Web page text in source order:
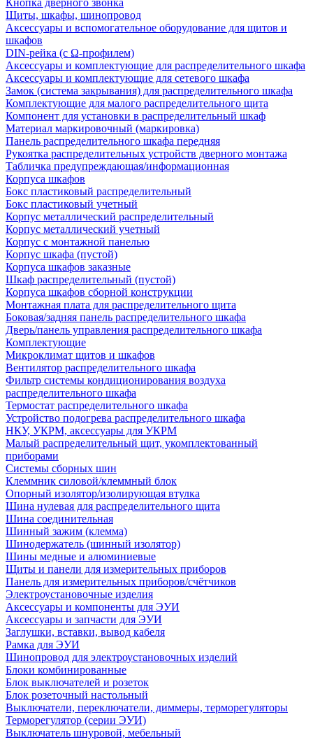
Кнопка дверного звонка
Щиты, шкафы, шинопровод
Аксессуары и вспомогательное оборудование для щитов и
шкафов
DIN-рейка (с Ω-профилем)
Аксессуары и комплектующие для распределительного шкафа
Аксессуары и комплектующие для сетевого шкафа
Замок (система закрывания) для распределительного шкафа
Комплектующие для малого распределительного щита
Компонент для установки в распределительный шкаф
Материал маркировочный (маркировка)
Панель распределительного шкафа передняя
Рукоятка распределительных устройств дверного монтажа
Табличка предупреждающая/информационная
Корпуса шкафов
Бокс пластиковый распределительный
Бокс пластиковый учетный
Корпус металлический распределительный
Корпус металлический учетный
Корпус с монтажной панелью
Корпус шкафа (пустой)
Корпуса шкафов заказные
Шкаф распределительный (пустой)
Корпуса шкафов сборной конструкции
Монтажная плата для распределительного щита
Боковая/задняя панель распределительного шкафа
Дверь/панель управления распределительного шкафа
Комплектующие
Микроклимат щитов и шкафов
Вентилятор распределительного шкафа
Фильтр системы кондиционирования воздуха
распределительного шкафа
Термостат распределительного шкафа
Устройство подогрева распределительного шкафа
НКУ, УКРМ, аксессуары для УКРМ
Малый распределительный щит, укомплектованный
приборами
Системы сборных шин
Клеммник силовой/клеммный блок
Опорный изолятор/изолирующая втулка
Шина нулевая для распределительного щита
Шина соединительная
Шинный зажим (клемма)
Шинодержатель (шинный изолятор)
Шины медные и алюминиевые
Щиты и панели для измерительных приборов
Панель для измерительных приборов/счётчиков
Электроустановочные изделия
Аксессуары и компоненты для ЭУИ
Аксессуары и запчасти для ЭУИ
Заглушки, вставки, вывод кабеля
Рамка для ЭУИ
Шинопровод для электроустановочных изделий
Блоки комбинированные
Блок выключателей и розеток
Блок розеточный настольный
Выключатели, переключатели, диммеры, терморегуляторы
Терморегулятор (серии ЭУИ)
Выключатель шнуровой, мебельный